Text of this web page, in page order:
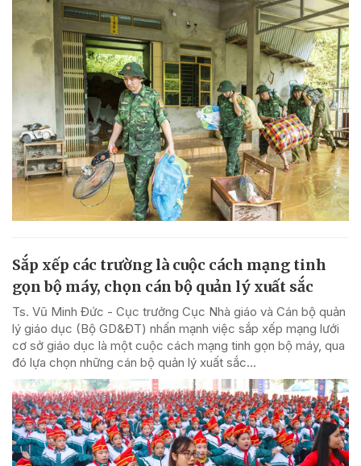
Sắp xếp các trường là cuộc cách mạng tinh
gọn bộ máy, chọn cán bộ quản lý xuất sắc
Ts. Vũ Minh Đức - Cục trưởng Cục Nhà giáo và Cán bộ quản
lý giáo dục (Bộ GD&ĐT) nhấn mạnh việc sắp xếp mạng lưới
cơ sở giáo dục là một cuộc cách mạng tinh gọn bộ máy, qua
đó lựa chọn những cán bộ quản lý xuất sắc...